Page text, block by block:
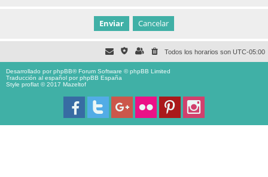
Todos los horarios son UTC-05:00
Desarrollado porphpBB® Forum Software © phpBB Limited
Traducción al español porphpBB España
Style proflat © 2017 Mazeltof